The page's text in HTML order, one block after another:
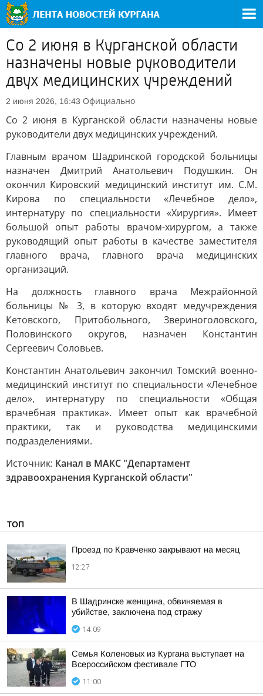
Со 2 июня в Курганской области
назначены новые руководители
двух медицинских учреждений
2 июня 2026, 16:43 Официально
Со 2 июня в Курганской области назначены новые
руководители двух медицинских учреждений.
Главным врачом Шадринской городской больницы
назначен Дмитрий Анатольевич Подушкин. Он
окончил Кировский медицинский институт им. С.М.
Кирова по специальности «Лечебное дело»,
интернатуру по специальности «Хирургия». Имеет
большой опыт работы врачом-хирургом, а также
руководящий опыт работы в качестве заместителя
главного врача, главного врача медицинских
организаций.
На должность главного врача Межрайонной
больницы № 3, в которую входят медучреждения
Кетовского, Притобольного, Звериноголовского,
Половинского округов, назначен Константин
Сергеевич Соловьев.
Константин Анатольевич закончил Томский военно-
медицинский институт по специальности «Лечебное
дело», интернатуру по специальности «Общая
врачебная практика». Имеет опыт как врачебной
практики, так и руководства медицинскими
подразделениями.
Источник: Канал в МАКС "Департамент
здравоохранения Курганской области"
ТОП
Проезд по Кравченко закрывают на месяц
12:27
В Шадринске женщина, обвиняемая в
убийстве, заключена под стражу
14:09
Семья Коленовых из Кургана выступает на
Всероссийском фестивале ГТО
11:00